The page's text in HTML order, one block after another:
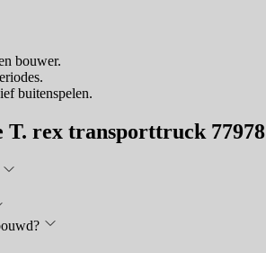
bouwer.
buitenspelen.
T. rex transporttruck 77978